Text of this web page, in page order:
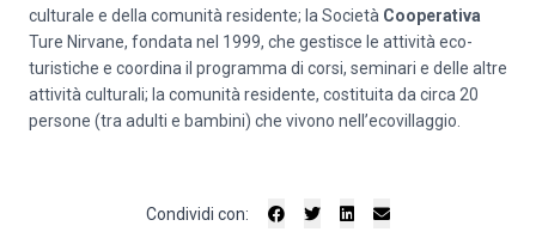
culturale e della comunità residente; la Società Cooperativa
Ture Nirvane, fondata nel 1999, che gestisce le attività eco-
turistiche e coordina il programma di corsi, seminari e delle altre
attività culturali; la comunità residente, costituita da circa 20
persone (tra adulti e bambini) che vivono nell’ecovillaggio.
Condividi con: